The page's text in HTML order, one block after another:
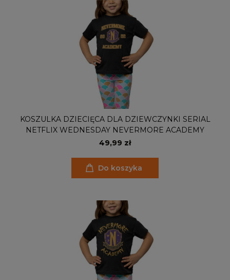
KOSZULKA DZIECIĘCA DLA DZIEWCZYNKI SERIAL
NETFLIX WEDNESDAY NEVERMORE ACADEMY
49,99 zł
Do koszyka